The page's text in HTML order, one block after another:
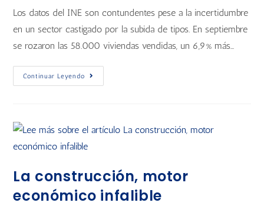
Los datos del INE son contundentes pese a la incertidumbre
en un sector castigado por la subida de tipos. En septiembre
se rozaron las 58.000 viviendas vendidas, un 6,9% más…
Continuar Leyendo
La construcción, motor
económico infalible